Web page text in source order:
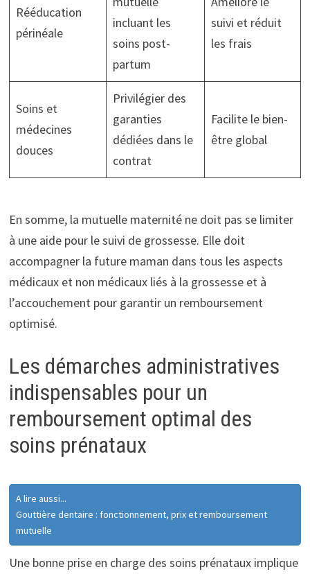
Rééducation
périnéale
incluant les
soins post-
partum
suivi et réduit
les frais
Soins et
médecines
douces
Privilégier des
garanties
dédiées dans le
contrat
Facilite le bien-
être global
En somme, la mutuelle maternité ne doit pas se limiter
à une aide pour le suivi de grossesse. Elle doit
accompagner la future maman dans tous les aspects
médicaux et non médicaux liés à la grossesse et à
l’accouchement pour garantir un remboursement
optimisé.
Les démarches administratives
indispensables pour un
remboursement optimal des
soins prénataux
A lire aussi...
Gouttière dentaire : fonctionnement, prix et remboursement
mutuelle
Une bonne prise en charge des soins prénataux implique